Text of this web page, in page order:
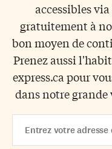
accessibles
gratuitement à
bon moyen de
Prenez aussi
express.ca pour
dans notre
Address